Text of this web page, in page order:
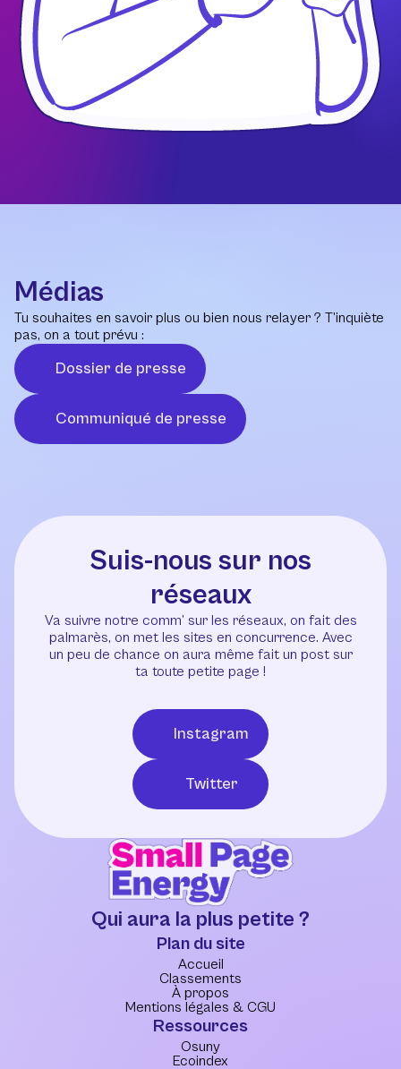
Médias
Tu souhaites en savoir plus ou bien nous relayer ? T’inquiète
pas, on a tout prévu :
Dossier de presse
Communiqué de presse
Suis-nous sur nos
réseaux
Va suivre notre comm’ sur les réseaux, on fait des
palmarès, on met les sites en concurrence. Avec
un peu de chance on aura même fait un post sur
ta toute petite page !
Instagram
Twitter
Qui aura la plus petite ?
Plan du site
Accueil
Classements
À propos
Mentions légales & CGU
Ressources
Osuny
Ecoindex